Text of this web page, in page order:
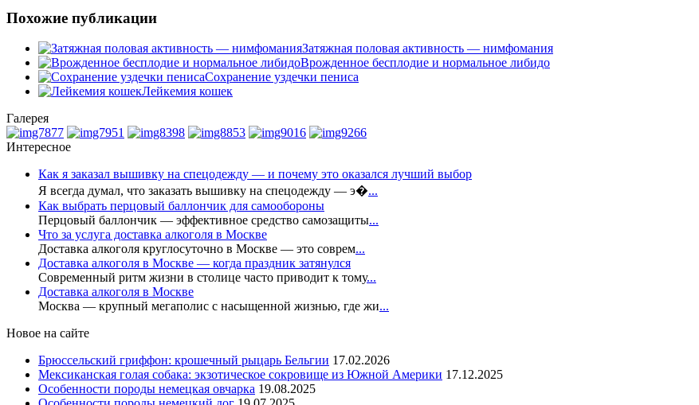
Похожие публикации
Затяжная половая активность — нимфомания
Врожденное бесплодие и нормальное либидо
Сохранение уздечки пениса
Лейкемия кошек
Галерея
Интересное
Как я заказал вышивку на спецодежду — и почему это оказался лучший выбор
Я всегда думал, что заказать вышивку на спецодежду — э�...
Как выбрать перцовый баллончик для самообороны
Перцовый баллончик — эффективное средство самозащиты...
Что за услуга доставка алкоголя в Москве
Доставка алкоголя круглосуточно в Москве — это соврем...
Доставка алкоголя в Москве — когда праздник затянулся
Современный ритм жизни в столице часто приводит к тому...
Доставка алкоголя в Москве
Москва — крупный мегаполис с насыщенной жизнью, где жи...
Новое на сайте
Брюссельский гриффон: крошечный рыцарь Бельгии 17.02.2026
Мексиканская голая собака: экзотическое сокровище из Южной Америки 17.12.2025
Особенности породы немецкая овчарка 19.08.2025